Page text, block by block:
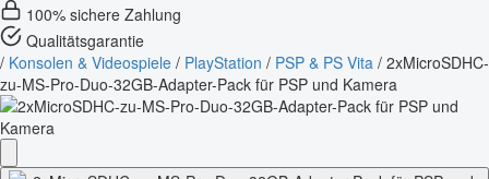
100% sichere Zahlung
Qualitätsgarantie
/ Konsolen & Videospiele / PlayStation / PSP & PS Vita / 2xMicroSDHC-
zu-MS-Pro-Duo-32GB-Adapter-Pack für PSP und Kamera